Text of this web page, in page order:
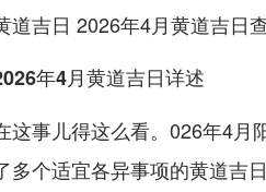
道吉日 2026年4月黄道吉日
年4月黄道吉日详述
这事儿得这么看。026年4月
多个适宜各异事项的黄道吉